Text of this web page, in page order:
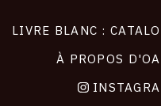
LIVRE BLANC :
À PROPOS